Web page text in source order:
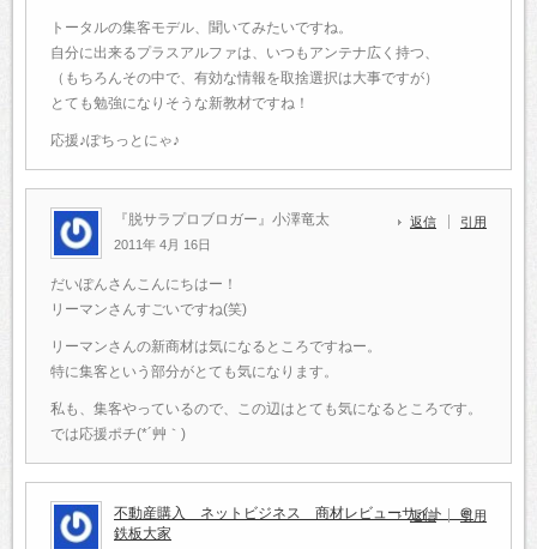
トータルの集客モデル、聞いてみたいですね。
自分に出来るプラスアルファは、いつもアンテナ広く持つ、
（もちろんその中で、有効な情報を取捨選択は大事ですが）
とても勉強になりそうな新教材ですね！
応援♪ぽちっとにゃ♪
『脱サラプロブロガー』小澤竜太
2011年 4月 16日
返信 引用
だいぽんさんこんにちはー！
リーマンさんすごいですね(笑)
リーマンさんの新商材は気になるところですねー。
特に集客という部分がとても気になります。
私も、集客やっているので、この辺はとても気になるところです。
では応援ポチ(*´艸｀)
不動産購入 ネットビジネス 商材レビューサイト ＠
鉄板大家
返信 引用